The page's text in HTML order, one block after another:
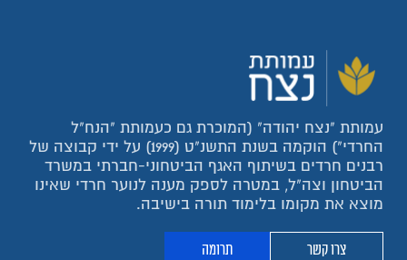
עמותת "נצח יהודה" (המוכרת גם כעמותת "הנח"ל
החרדי") הוקמה בשנת התשנ"ט (1999) על ידי קבוצה של
רבנים חרדים בשיתוף האגף הביטחוני-חברתי במשרד
הביטחון וצה"ל, במטרה לספק מענה לנוער חרדי שאינו
מוצא את מקומו בלימוד תורה בישיבה.
צרו קשר תרומה